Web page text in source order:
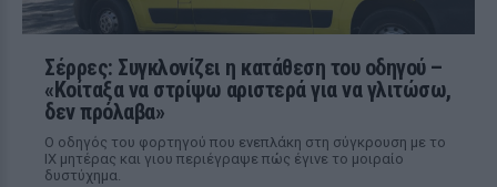
Σέρρες: Συγκλονίζει η κατάθεση του οδηγού –
«Κοίταξα να στρίψω αριστερά για να γλιτώσω,
δεν πρόλαβα»
Ο οδηγός του φορτηγού που ενεπλάκη στη σύγκρουση με το
ΙΧ μητέρας και γιου περιέγραψε πώς έγινε το μοιραίο
δυστύχημα.